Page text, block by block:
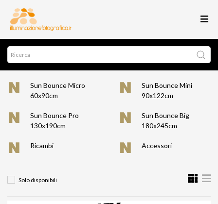
Sun Bounce Micro
60x90cm
Sun Bounce Mini
90x122cm
Sun Bounce Pro
130x190cm
Sun Bounce Big
180x245cm
Ricambi Accessori
Solo disponibili